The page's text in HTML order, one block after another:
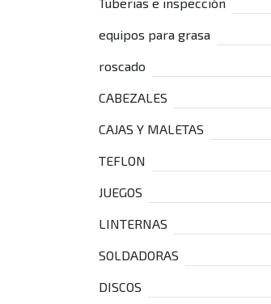
equipos para grasa
roscado
CABEZALES
CAJAS Y MALETAS
TEFLON
JUEGOS
LINTERNAS
SOLDADORAS
DISCOS